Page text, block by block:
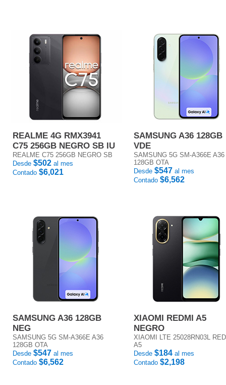
REALME 4G RMX3941
C75 256GB NEGRO SB IU
REALME C75 256GB NEGRO SB
Desde $502 al mes
Contado $6,021
SAMSUNG A36 128GB
VDE
SAMSUNG 5G SM-A366E A36
128GB OTA
Desde $547 al mes
Contado $6,562
SAMSUNG A36 128GB
NEG
SAMSUNG 5G SM-A366E A36
128GB OTA
Desde $547 al mes
Contado $6,562
XIAOMI REDMI A5
NEGRO
XIAOMI LTE 25028RN03L
A5
Desde $184 al mes
Contado $2,198